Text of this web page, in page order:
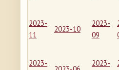
2023-
11
2023-10
2023-
09
2023-
2023-